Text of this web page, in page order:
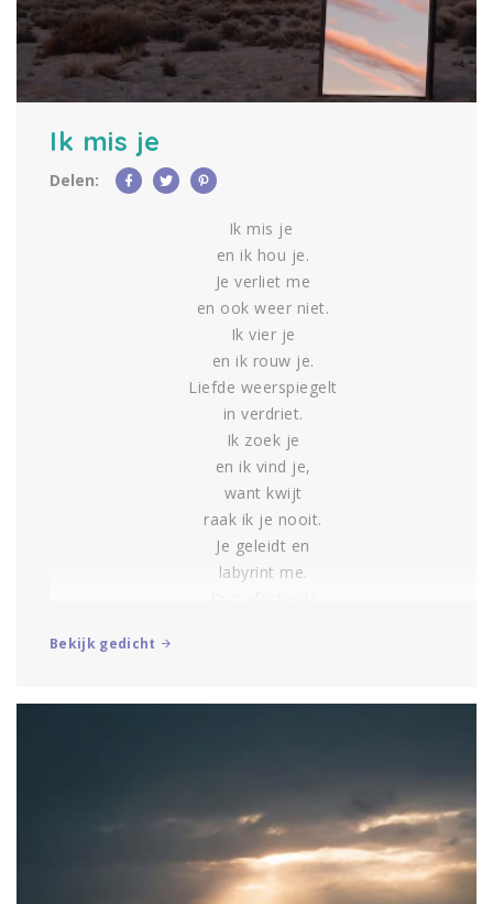
Ik mis je
Delen:
Ik mis je
en ik hou je.
Je verliet me
en ook weer niet.
Ik vier je
en ik rouw je.
Liefde weerspiegelt
in verdriet.
Ik zoek je
en ik vind je,
want kwijt
raak ik je nooit.
Je geleidt en
labyrint me.
Bekijk gedicht